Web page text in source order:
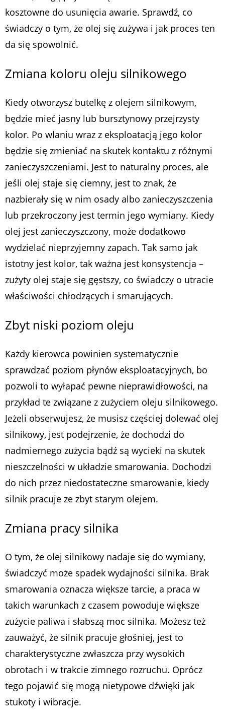
kosztowne do usunięcia awarie. Sprawdź, co
świadczy o tym, że olej się zużywa i jak proces ten
da się spowolnić.
Zmiana koloru oleju silnikowego
Kiedy otworzysz butelkę z olejem silnikowym,
będzie mieć jasny lub bursztynowy przejrzysty
kolor. Po wlaniu wraz z eksploatacją jego kolor
będzie się zmieniać na skutek kontaktu z różnymi
zanieczyszczeniami. Jest to naturalny proces, ale
jeśli olej staje się ciemny, jest to znak, że
nazbierały się w nim osady albo zanieczyszczenia
lub przekroczony jest termin jego wymiany. Kiedy
olej jest zanieczyszczony, może dodatkowo
wydzielać nieprzyjemny zapach. Tak samo jak
istotny jest kolor, tak ważna jest konsystencja –
zużyty olej staje się gęstszy, co świadczy o utracie
właściwości chłodzących i smarujących.
Zbyt niski poziom oleju
Każdy kierowca powinien systematycznie
sprawdzać poziom płynów eksploatacyjnych, bo
pozwoli to wyłapać pewne nieprawidłowości, na
przykład te związane z zużyciem oleju silnikowego.
Jeżeli obserwujesz, że musisz częściej dolewać olej
silnikowy, jest podejrzenie, że dochodzi do
nadmiernego zużycia bądź są wycieki na skutek
nieszczelności w układzie smarowania. Dochodzi
do nich przez niedostateczne smarowanie, kiedy
silnik pracuje ze zbyt starym olejem.
Zmiana pracy silnika
O tym, że olej silnikowy nadaje się do wymiany,
świadczyć może spadek wydajności silnika. Brak
smarowania oznacza większe tarcie, a praca w
takich warunkach z czasem powoduje większe
zużycie paliwa i słabszą moc silnika. Możesz też
zauważyć, że silnik pracuje głośniej, jest to
charakterystyczne zwłaszcza przy wysokich
obrotach i w trakcie zimnego rozruchu. Oprócz
tego pojawić się mogą nietypowe dźwięki jak
stukoty i wibracje.